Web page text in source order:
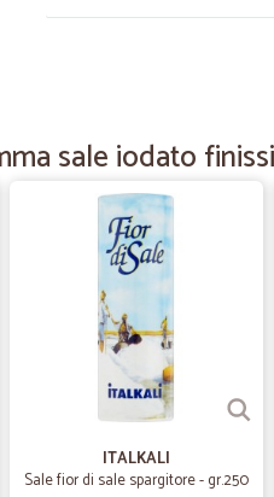
Veloci e prezzo nella norma
Veloci e prezzo nella norma
precisi puntuali
precisione
sale iodato
ITALKALI
Sale fior di sale spargitore - gr.250